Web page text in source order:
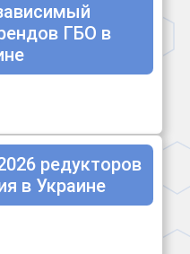
ГБО в
редукторов
в Украине